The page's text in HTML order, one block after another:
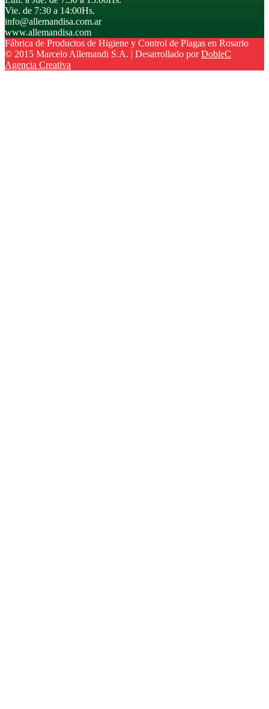
Vie. de 7:30 a 14:00Hs.
info@allemandisa.com.ar
www.allemandisa.com
Fábrica de Productos de Higiene y Control de Plagas en Rosario
© 2015 Marcelo Allemandi S.A. | Desarrollado porDobleC
Agencia Creativa